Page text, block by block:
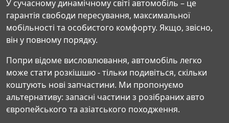
У сучасному динамічному світі автомобіль – це
гарантія свободи пересування, максимальної
мобільності та особистого комфорту. Якщо, звісно,
він у повному порядку.
Попри відоме висловлювання, автомобіль легко
може стати розкішшю - тільки подивіться, скільки
коштують нові запчастини. Ми пропонуємо
альтернативу: запасні частини з розібраних авто
європейського та азіатського походження.